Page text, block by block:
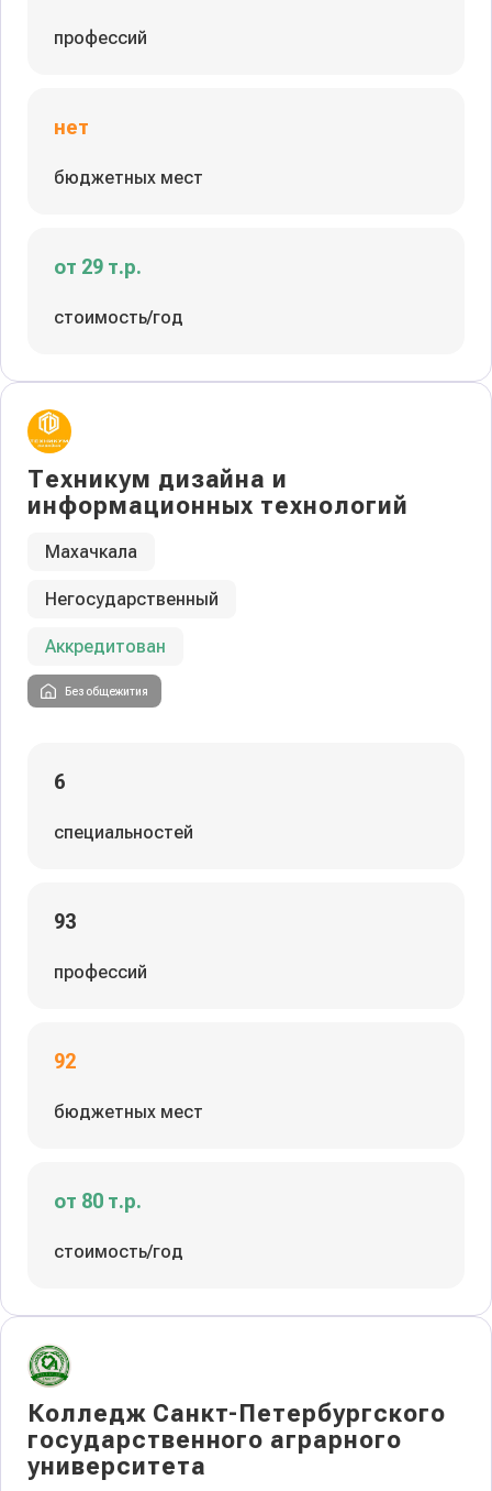
профессий
нет
бюджетных мест
от 29 т.р.
стоимость/год
Техникум дизайна и
информационных технологий
Махачкала
Негосударственный
Аккредитован
Без общежития
6
специальностей
93
профессий
92
бюджетных мест
от 80 т.р.
стоимость/год
Колледж Санкт-Петербургского
государственного аграрного
университета